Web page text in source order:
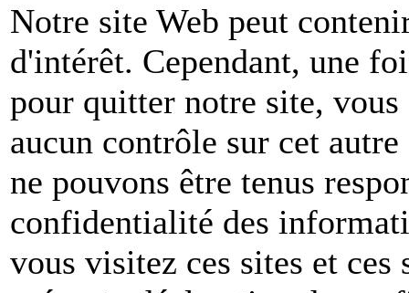
Notre site Web peut
d'intérêt. Cependant, une
pour quitter notre site, vous
aucun contrôle sur cet
ne pouvons être tenus
confidentialité des
vous visitez ces sites et ces